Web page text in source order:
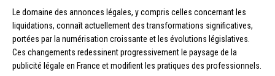
Le domaine des annonces légales, y compris celles concernant les
liquidations, connaît actuellement des transformations significatives,
portées par la numérisation croissante et les évolutions législatives.
Ces changements redessinent progressivement le paysage de la
publicité légale en France et modifient les pratiques des professionnels.